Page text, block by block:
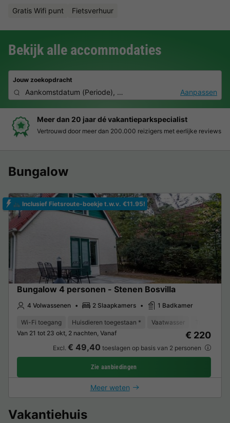
Gratis Wifi punt Fietsverhuur
Bekijk alle accommodaties
Jouw zoekopdracht
Aankomstdatum (Periode), 2 personen, 0 huisdierAanpassen
Boek eenvoudig en zonder stress
Duidelijke prijzen, moeiteloos boeken en veilige betaalomgeving
Bungalow
🚲 Inclusief Fietsroute-boekje t.w.v. €11.95!
Bungalow 4 personen - Stenen Bosvilla
4 Volwassenen 2 Slaapkamers 1 Badkamer
Wi-Fi toegang Huisdieren toegestaan * Vaatwasser
Van 21 tot 23 okt, 2 nachten, Vanaf
€ 220
Excl. € 49,40 toeslagen op basis van 2 personen
Zie aanbiedingen
Meer weten
Vakantiehuis